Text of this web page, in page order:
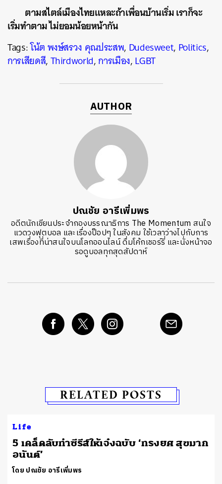
ตามสไตล์เมืองไทยแหละถ้าเพื่อนบ้านเริ่ม เราก็จะ
เริ่มทำตาม ไม่ยอมน้อยหน้ากัน
Tags:โน้ต พงษ์สรวง คุณประสพ, Dudesweet, Politics,
การเสียดสี,Thirdworld,การเมือง,LGBT
AUTHOR
ปณชัย อารีเพิ่มพร
อดีตนักเขียนประจำกองบรรณาธิการ The Momentum สนใจ
แวดวงฟุตบอล และเรื่องป็อปๆ ในสังคม ใช้เวลาว่างไปกับการ
เสพเรื่องที่น่าสนใจบนโลกออนไลน์ ดื่มโค้กเชอร์รี่ และนั่งหน้าจอ
รอดูบอลทุกสุดสัปดาห์
RELATED POSTS
Life
5 เคล็ดลับทำซีรีส์ให้เจ๋งฉบับ ‘ทรงยศ สุขมาก
อนันต์’
โดย ปณชัย อารีเพิ่มพร